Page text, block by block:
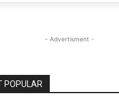
- Advertisment -
POPULAR